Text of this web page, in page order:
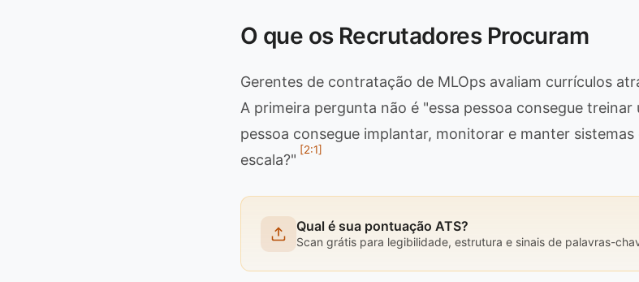
O que os Recrutadores Procuram
Gerentes de contratação de MLOps avaliam currículos
A primeira pergunta não é "essa pessoa consegue treinar
pessoa consegue implantar, monitorar e manter
escala?"
[2:1]
Qual é sua pontuação ATS?
Scan grátis para legibilidade, estrutura e sinais de palavras-